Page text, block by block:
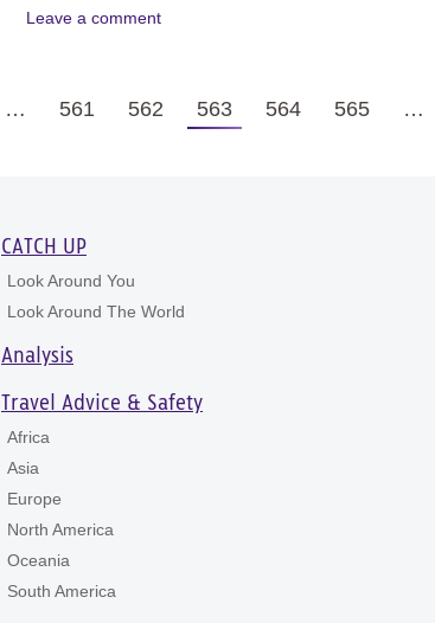
Leave a comment
… 561 562 563 564 565 …
CATCH UP
Look Around You
Look Around The World
Analysis
Travel Advice & Safety
Africa
Asia
Europe
North America
Oceania
South America